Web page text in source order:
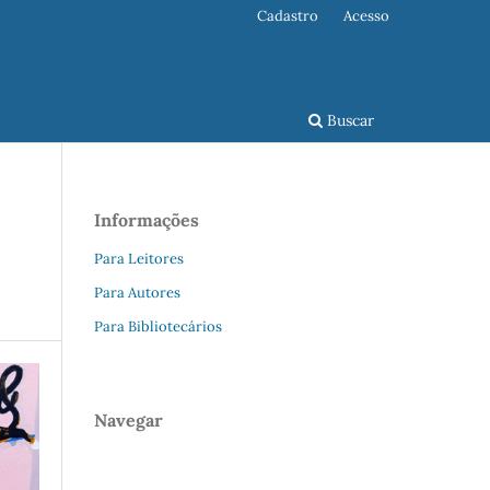
Buscar
Cadastro Acesso
Informações
Para Leitores
Para Autores
Para Bibliotecários
Navegar